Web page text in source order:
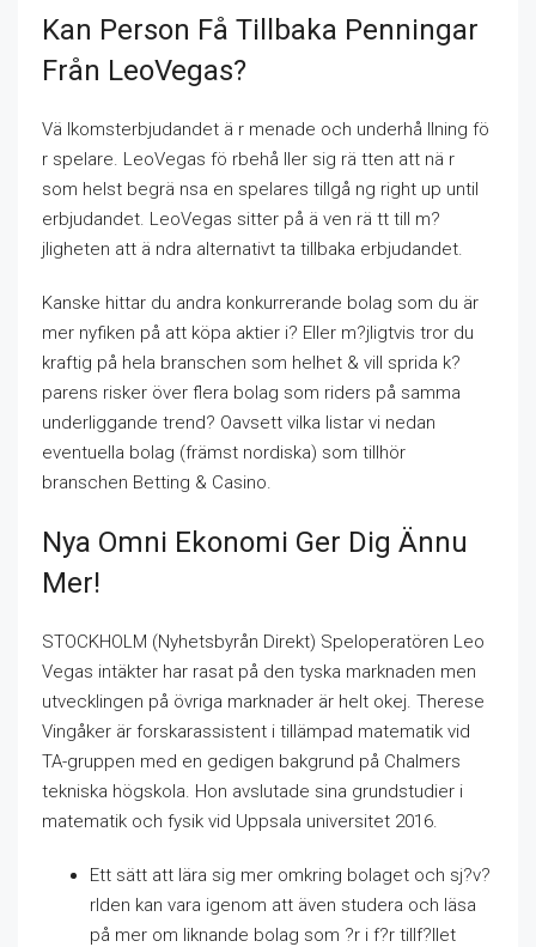
Kan Person Få Tillbaka Penningar
Från LeoVegas?
Vä lkomsterbjudandet ä r menade och underhå llning fö
r spelare. LeoVegas fö rbehå ller sig rä tten att nä r
som helst begrä nsa en spelares tillgå ng right up until
erbjudandet. LeoVegas sitter på ä ven rä tt till m?
jligheten att ä ndra alternativt ta tillbaka erbjudandet.
Kanske hittar du andra konkurrerande bolag som du är
mer nyfiken på att köpa aktier i? Eller m?jligtvis tror du
kraftig på hela branschen som helhet & vill sprida k?
parens risker över flera bolag som riders på samma
underliggande trend? Oavsett vilka listar vi nedan
eventuella bolag (främst nordiska) som tillhör
branschen Betting & Casino.
Nya Omni Ekonomi Ger Dig Ännu
Mer!
STOCKHOLM (Nyhetsbyrån Direkt) Speloperatören Leo
Vegas intäkter har rasat på den tyska marknaden men
utvecklingen på övriga marknader är helt okej. Therese
Vingåker är forskarassistent i tillämpad matematik vid
TA-gruppen med en gedigen bakgrund på Chalmers
tekniska högskola. Hon avslutade sina grundstudier i
matematik och fysik vid Uppsala universitet 2016.
Ett sätt att lära sig mer omkring bolaget och sj?v?
rlden kan vara igenom att även studera och läsa
på mer om liknande bolag som ?r i f?r tillf?llet